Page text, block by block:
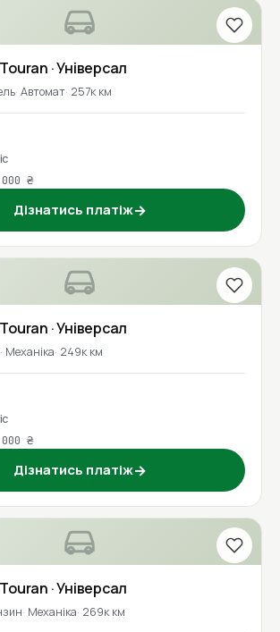
Touran · Універсал
Автомат 257к км
₴
Дізнатись платіж→
Touran · Універсал
Механіка 249к км
₴
Дізнатись платіж→
Touran · Універсал
Механіка 269к км